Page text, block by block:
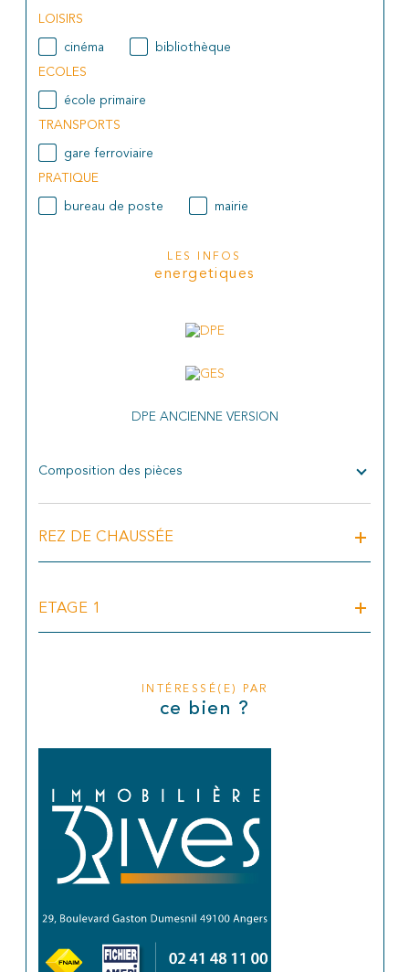
LOISIRS
cinéma
bibliothèque
ECOLES
école primaire
TRANSPORTS
gare ferroviaire
PRATIQUE
bureau de poste mairie
LES INFOS
energetiques
DPE ANCIENNE VERSION
Composition des pièces
REZ DE CHAUSSÉE
ETAGE 1
INTÉRESSÉ(E) PAR
ce bien ?